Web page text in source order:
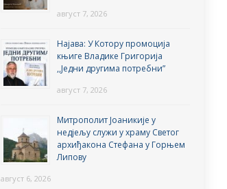
август 7, 2026
Најава: У Котору промоција
књиге Владике Григорија
,,Једни другима потребни”
август 7, 2026
Митрополит Јоаникије у
недјељу служи у храму Светог
архиђакона Стефана у Горњем
Липову
август 6, 2026